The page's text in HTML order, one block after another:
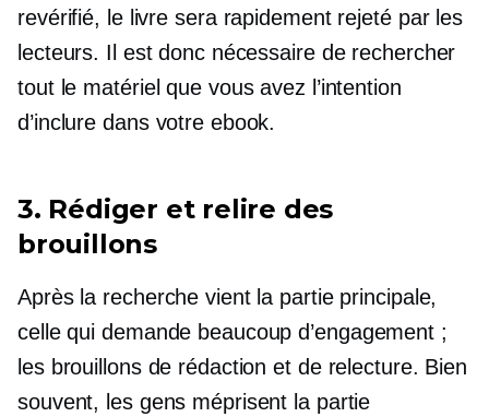
revérifié, le livre sera rapidement rejeté par les
lecteurs. Il est donc nécessaire de rechercher
tout le matériel que vous avez l’intention
d’inclure dans votre ebook.
3. Rédiger et relire des
brouillons
Après la recherche vient la partie principale,
celle qui demande beaucoup d’engagement ;
les brouillons de rédaction et de relecture. Bien
souvent, les gens méprisent la partie